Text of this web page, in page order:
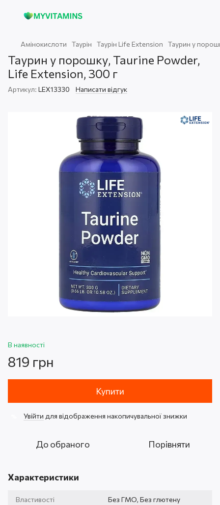
Амінокислоти Таурін Таурін Life Extension Таурин у
Таурин у порошку, Taurine Powder,
Life Extension, 300 г
Артикул: LEX13330 Написати відгук
В наявності
819 грн
Купити
Увійти для відображення накопичувальної знижки
До обраного Порівняти
Характеристики
Властивості Без ГМО, Без глютену